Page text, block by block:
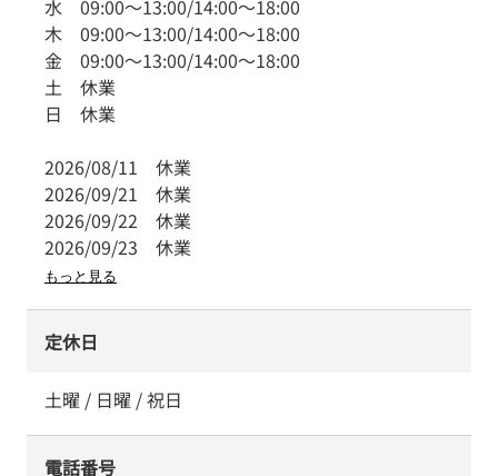
水 09:00～13:00/14:00～18:00
木 09:00～13:00/14:00～18:00
金 09:00～13:00/14:00～18:00
土 休業
日 休業
2026/08/11 休業
2026/09/21 休業
2026/09/22 休業
2026/09/23 休業
もっと見る
定休日
土曜 / 日曜 / 祝日
電話番号